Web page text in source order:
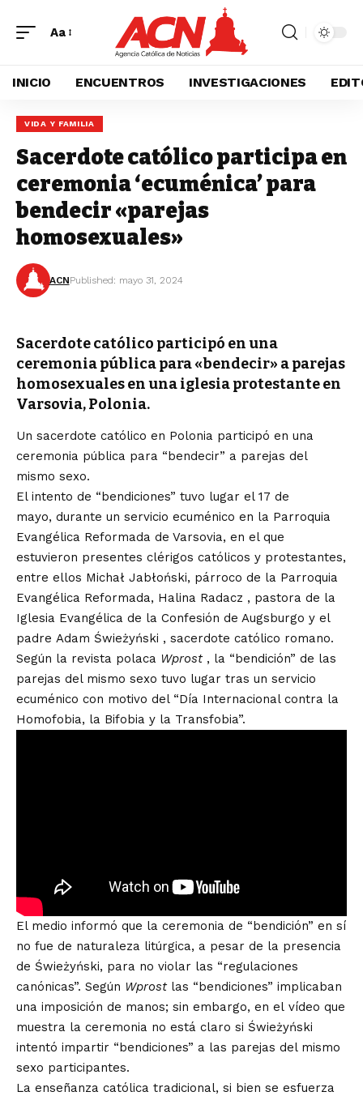
Aa
INICIO ENCUENTROS INVESTIGACIONES
VIDA Y FAMILIA
Sacerdote católico participa en
ceremonia ‘ecuménica’ para
bendecir «parejas
homosexuales»
ACNPublished: mayo 31, 2024
Sacerdote católico participó en una
ceremonia pública para «bendecir» a parejas
homosexuales en una iglesia protestante en
Varsovia, Polonia.
Un sacerdote católico en Polonia participó en una
ceremonia pública para “bendecir” a parejas del
mismo sexo.
El intento de “bendiciones” tuvo lugar el 17 de
mayo, durante un servicio ecuménico en la Parroquia
Evangélica Reformada de Varsovia, en el que
estuvieron presentes clérigos católicos y protestantes,
entre ellos Michał Jabłoński, párroco de la Parroquia
Evangélica Reformada, Halina Radacz , pastora de la
Iglesia Evangélica de la Confesión de Augsburgo y el
padre Adam Świeżyński , sacerdote católico romano.
Según la revista polaca Wprost, la “bendición” de las
parejas del mismo sexo tuvo lugar tras un servicio
ecuménico con motivo del “Día Internacional contra la
Homofobia, la Bifobia y la Transfobia”.
El medio informó que la ceremonia de “bendición” en sí
no fue de naturaleza litúrgica, a pesar de la presencia
de Świeżyński, para no violar las “regulaciones
canónicas”. Según Wprostlas “bendiciones” implicaban
una imposición de manos; sin embargo, en el vídeo que
muestra la ceremonia no está claro si Świeżyński
intentó impartir “bendiciones” a las parejas del mismo
sexo participantes.
La enseñanza católica tradicional, si bien se esfuerza